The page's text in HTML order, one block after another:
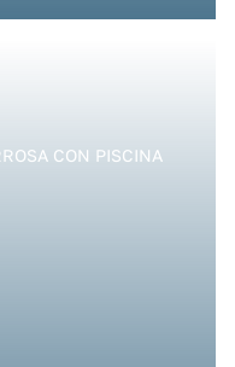
CON PISCINA